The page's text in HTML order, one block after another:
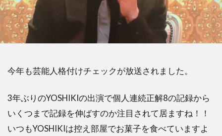
今年も芸能人格付けチェックが放送されました。
3年ぶりのYOSHIKIの出演で個人連続正解8の記録から
いくつまで記録を伸ばすのか注目されて居ますね！！
いつもYOSHIKIは控え部屋でお菓子を食べていますよ